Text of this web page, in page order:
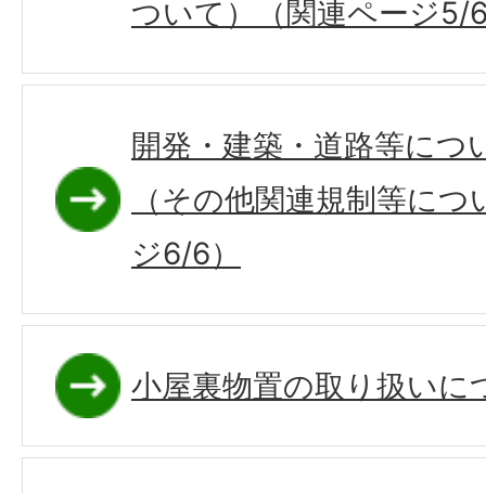
ついて）（関連ページ5/
開発・建築・道路等につ
（その他関連規制等に
ジ6/6）
小屋裏物置の取り扱いに